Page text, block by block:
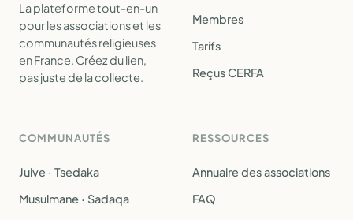
La plateforme tout-en-un
pour les associations et les
communautés religieuses
en France. Créez du lien,
pas juste de la collecte.
Membres
Tarifs
Reçus CERFA
COMMUNAUTÉS
Juive · Tsedaka
Musulmane · Sadaqa
RESSOURCES
Annuaire des associations
FAQ